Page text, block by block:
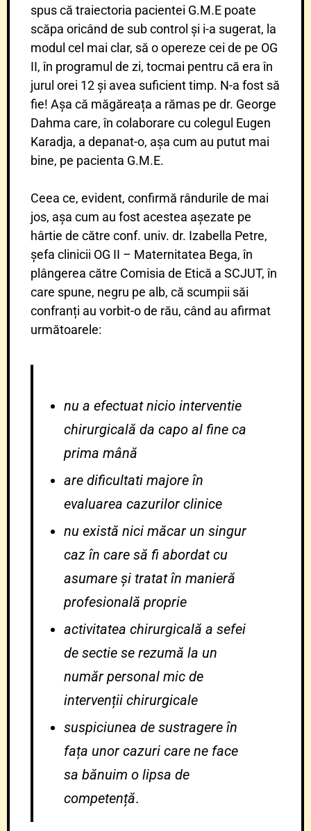
spus că traiectoria pacientei G.M.E poate
scăpa oricând de sub control și i-a sugerat, la
modul cel mai clar, să o opereze cei de pe OG
II, în programul de zi, tocmai pentru că era în
jurul orei 12 și avea suficient timp. N-a fost să
fie! Așa că măgăreața a rămas pe dr. George
Dahma care, în colaborare cu colegul Eugen
Karadja, a depanat-o, așa cum au putut mai
bine, pe pacienta G.M.E.
Ceea ce, evident, confirmă rândurile de mai
jos, așa cum au fost acestea așezate pe
hârtie de către conf. univ. dr. Izabella Petre,
șefa clinicii OG II – Maternitatea Bega, în
plângerea către Comisia de Etică a SCJUT, în
care spune, negru pe alb, că scumpii săi
confranți au vorbit-o de rău, când au afirmat
următoarele:
nu a efectuat nicio interventie
chirurgicală da capo al fine ca
prima mână
are dificultati majore în
evaluarea cazurilor clinice
nu există nici măcar un singur
caz în care să fi abordat cu
asumare și tratat în manieră
profesională proprie
activitatea chirurgicală a sefei
de sectie se rezumă la un
număr personal mic de
intervenții chirurgicale
suspiciunea de sustragere în
fața unor cazuri care ne face
sa bănuim o lipsa de
competență.